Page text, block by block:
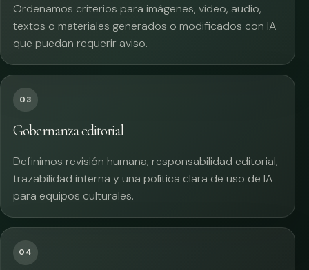
Ordenamos criterios para imágenes, vídeo, audio,
textos o materiales generados o modificados con IA
que puedan requerir aviso.
03
Gobernanza editorial
Definimos revisión humana, responsabilidad editorial,
trazabilidad interna y una política clara de uso de IA
para equipos culturales.
04